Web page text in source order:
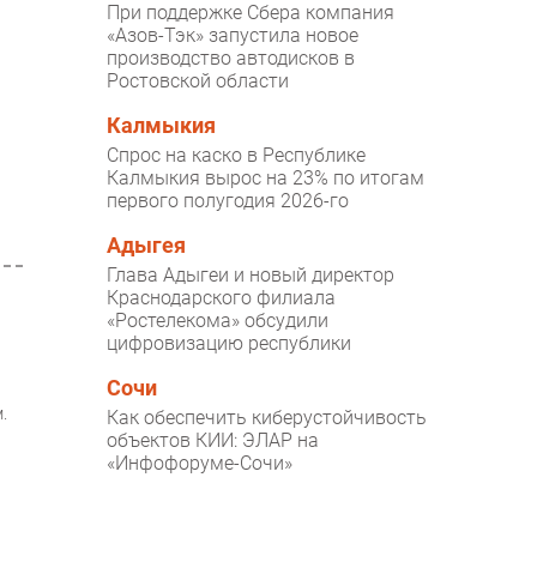
При поддержке Сбера компания
«Азов-Тэк» запустила новое
производство автодисков в
Ростовской области
Калмыкия
Спрос на каско в Республике
Калмыкия вырос на 23% по итогам
первого полугодия 2026-го
Адыгея
Глава Адыгеи и новый директор
Краснодарского филиала
«Ростелекома» обсудили
цифровизацию республики
Сочи
Как обеспечить киберустойчивость
объектов КИИ: ЭЛАР на
«Инфофоруме-Сочи»